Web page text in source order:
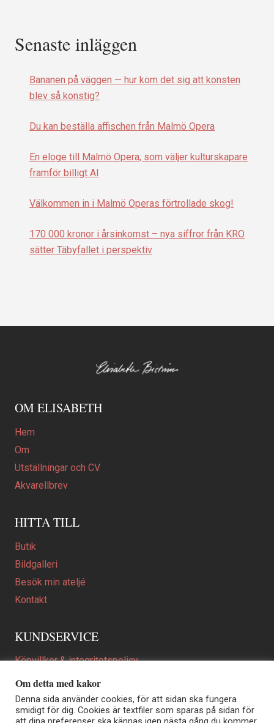
Senaste inläggen
Bananen på väggen — hur kom det sig att konsten
blev så konstig?
Du kan beställa affischen från Malmö Opera
En eloge till Malmö Opera, som väljer kulturskapare
framför billigt AI
Välkommen in i Malmö Operas förtrollade skog!
170 000 kronor i årsinkomst – nya siffror från KRO
sätter Täbyfallet i perspektiv
OM ELISABETH
Hem
Om
Utställningar och CV
Akvarellbrev
HITTA TILL
Butik
Bildgalleri
Besök min ateljé
Kontakt
KUNDSERVICE
Köpvillkor & integritetspolicy
Att beställa ett personligt utformat konstverk
En personligare gåva
FAQ
Om detta med kakor
Denna sida använder cookies, för att sidan ska fungera
smidigt för dig. Cookies är textfiler som sparas på sidan för